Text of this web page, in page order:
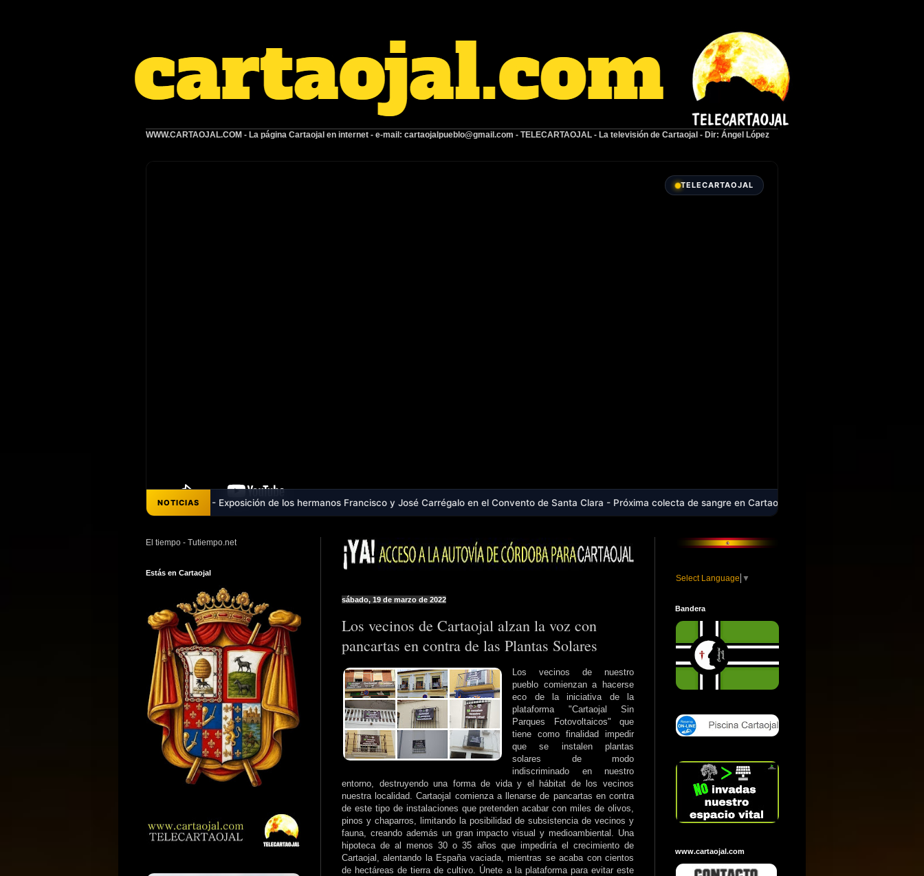
WWW.CARTAOJAL.COM - La página Cartaojal en internet - e-mail: cartaojalpueblo@gmail.com - TELECARTAOJAL - La televisión de Cartaojal - Dir: Ángel López
TELECARTAOJAL
NOTICIAS
y José Carrégalo - Exposición de los hermanos Francisco y José Carrégalo en el Convento de Santa Clara - Próxima colecta de sangre en Cartaojal: Un pequeño gesto que salva vidas - Resultado
sábado, 19 de marzo de 2022
Los vecinos de Cartaojal alzan la voz con
pancartas en contra de las Plantas Solares
Los vecinos de nuestro
pueblo comienzan a hacerse
eco de la iniciativa de la
plataforma "Cartaojal Sin
Parques Fotovoltaicos" que
tiene como finalidad impedir
que se instalen plantas
solares de modo
indiscriminado en nuestro
entorno, destruyendo una forma de vida y el hábitat de los vecinos
nuestra localidad. Cartaojal comienza a llenarse de pancartas en contra
de este tipo de instalaciones que pretenden acabar con miles de olivos,
pinos y chaparros, limitando la posibilidad de subsistencia de vecinos y
fauna, creando además un gran impacto visual y medioambiental. Una
hipoteca de al menos 30 o 35 años que impediría el crecimiento de
Cartaojal, alentando la España vaciada, mientras se acaba con cientos
de hectáreas de tierra de cultivo. Únete a la plataforma para evitar este
El tiempo - Tutiempo.net
Estás en Cartaojal
Select Language ▼
Bandera
www.cartaojal.com